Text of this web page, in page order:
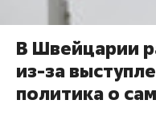
В Швейцарии
из-за
политика о